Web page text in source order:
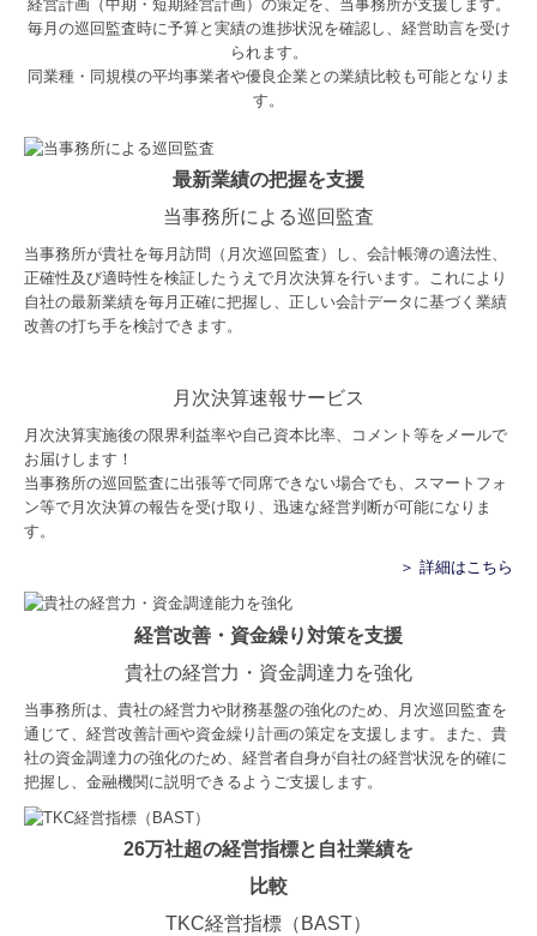
経営計画（中期・短期経営計画）の策定を、当事務所が支援します。
毎月の巡回監査時に予算と実績の進捗状況を確認し、経営助言を受け
られます。
同業種・同規模の平均事業者や優良企業との業績比較も可能となりま
す。
最新業績の把握を支援
当事務所による巡回監査
当事務所が貴社を毎月訪問（月次巡回監査）し、会計帳簿の適法性、
正確性及び適時性を検証したうえで月次決算を行います。これにより
自社の最新業績を毎月正確に把握し、正しい会計データに基づく業績
改善の打ち手を検討できます。
月次決算速報サービス
月次決算実施後の限界利益率や自己資本比率、コメント等をメールで
お届けします！
当事務所の巡回監査に出張等で同席できない場合でも、スマートフォ
ン等で月次決算の報告を受け取り、迅速な経営判断が可能になりま
す。
＞ 詳細はこちら
経営改善・資金繰り対策を支援
貴社の経営力・資金調達力を強化
当事務所は、貴社の経営力や財務基盤の強化のため、月次巡回監査を
通じて、経営改善計画や資金繰り計画の策定を支援します。また、貴
社の資金調達力の強化のため、経営者自身が自社の経営状況を的確に
把握し、金融機関に説明できるようご支援します。
26万社超の経営指標と自社業績を
比較
TKC経営指標（BAST）